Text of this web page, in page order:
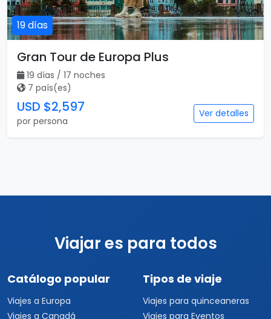
19 días
Gran Tour de Europa Plus
19 días / 17 noches
7 país(es)
USD $2,597
por persona
Ver detalles
Viajar es para todos
Catálogo popular
Viajes a Europa
Viajes a Canadá
Tipos de viaje
Viajes para quinceaneras
Viajes para Eventos